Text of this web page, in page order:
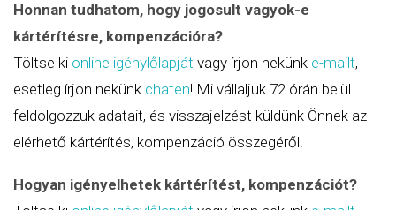
Honnan tudhatom, hogy jogosult vagyok-e
kártérítésre, kompenzációra?
Töltse ki online igénylőlapját vagy írjon nekünk e-mailt,
esetleg írjon nekünk chaten! Mi vállaljuk 72 órán belül
feldolgozzuk adatait, és visszajelzést küldünk Önnek az
elérhető kártérítés, kompenzáció összegéről.
Hogyan igényelhetek kártérítést, kompenzációt?